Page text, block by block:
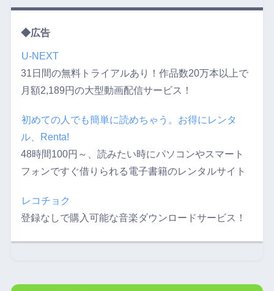
◆広告
U-NEXT
31日間の無料トライアルあり！作品数20万本以上で
月額2,189円の大型動画配信サービス！
初めての人でも簡単に読めちゃう。お得にレンタ
ル、Renta!
48時間100円～、読みたい時にパソコンやスマート
フォンですぐ借りられる電子書籍のレンタルサイト
レコチョク
登録なしで購入可能な音楽ダウンロードサービス！